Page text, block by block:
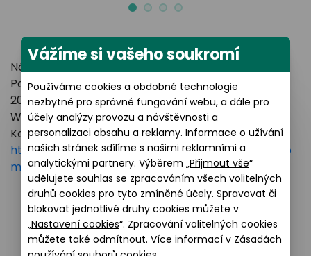
Název výrobce: LUXOTTICA GROUP
Poštovní adresa: Piazzale Luigi Cadorna 3 Milano,
20123 Italy
Webové stránky:https://www.essilorluxottica.com
Kontakt:
https://www.essilorluxottica.com/en/brands/custo
mer-care
Podobné produkty
Vážíme si vašeho soukromí
Používáme cookies a obdobné technologie
nezbytné pro správné fungování webu, a dále pro
účely analýzy provozu a návštěvnosti a
personalizaci obsahu a reklamy. Informace o užívání
našich stránek sdílíme s našimi reklamními a
analytickými partnery. Výběrem „Přijmout vše“
udělujete souhlas se zpracováním všech volitelných
druhů cookies pro tyto zmíněné účely. Spravovat či
blokovat jednotlivé druhy cookies můžete v
„Nastavení cookies“. Zpracování volitelných cookies
můžete také odmítnout. Více informací v Zásadách